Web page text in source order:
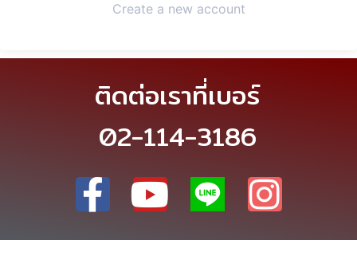
Create a new account
ติดต่อเราที่เบอร์
02-114-3186